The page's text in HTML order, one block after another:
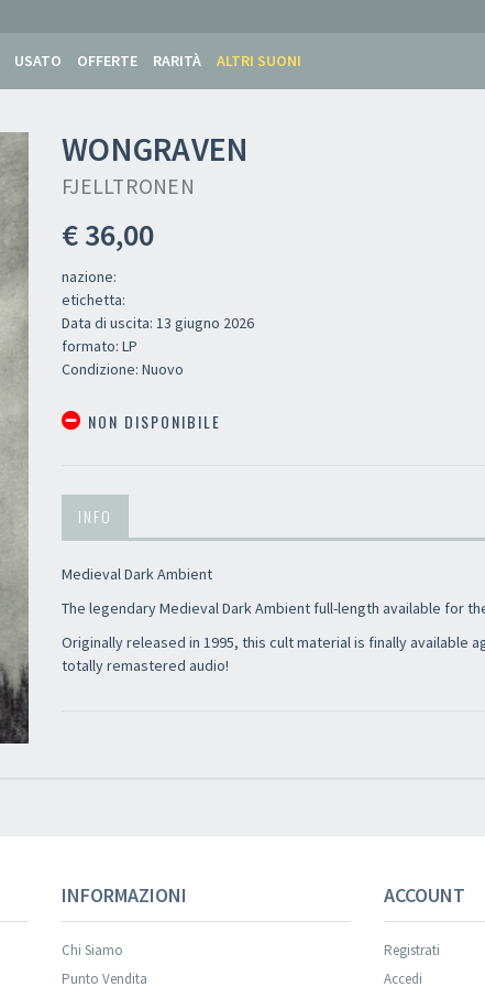
USATO OFFERTE RARITÀ ALTRI SUONI
WONGRAVEN
FJELLTRONEN
€ 36,00
nazione:
etichetta:
Data di uscita: 13 giugno 2026
formato: LP
Condizione: Nuovo
NON DISPONIBILE
INFO
Medieval Dark Ambient
The legendary Medieval Dark Ambient full-length available for
Originally released in 1995, this cult material is finally available
totally remastered audio!
INFORMAZIONI
Chi Siamo
Punto Vendita
ACCOUNT
Registrati
Accedi